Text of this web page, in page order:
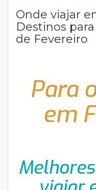
Onde viajar
Destinos
de Fevereiro
Para
em